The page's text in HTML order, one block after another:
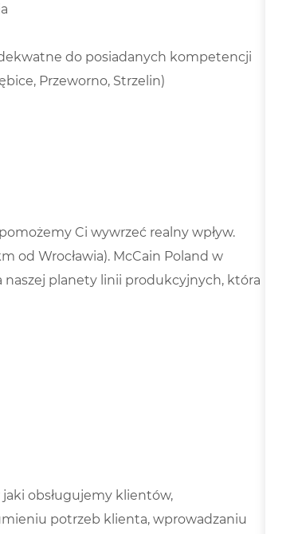
do posiadanych kompetencji
Przeworno, Strzelin)
Ci wywrzeć realny wpływ.
od Wrocławia). McCain Poland w
naszej planety linii produkcyjnych, która
obsługujemy klientów,
potrzeb klienta, wprowadzaniu